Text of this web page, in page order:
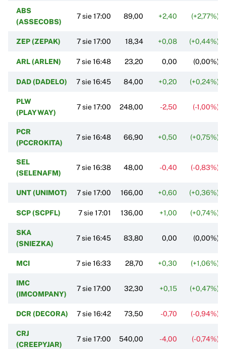
ABS
(ASSECOBS)
7 sie 17:00 89,00 +2,40 (+2,77%)
ZEP (ZEPAK) 7 sie 17:00 18,34 +0,08 (+0,44%)
ARL (ARLEN) 7 sie 16:48 23,20 0,00 (0,00%)
DAD (DADELO) 7 sie 16:45 84,00 +0,20 (+0,24%)
PLW
(PLAYWAY)
7 sie 17:00 248,00 -2,50 (-1,00%)
PCR
(PCCROKITA)
7 sie 16:48 66,90 +0,50 (+0,75%)
SEL
(SELENAFM)
7 sie 16:38 48,00 -0,40 (-0,83%)
UNT (UNIMOT) 7 sie 17:00 166,00 +0,60 (+0,36%)
SCP (SCPFL) 7 sie 17:01 136,00 +1,00 (+0,74%)
SKA
(SNIEZKA)
7 sie 16:45 83,80 0,00 (0,00%)
MCI 7 sie 16:33 28,70 +0,30 (+1,06%)
IMC
(IMCOMPANY)
7 sie 17:00 32,30 +0,15 (+0,47%)
DCR (DECORA) 7 sie 16:42 73,50 -0,70 (-0,94%)
CRJ
(CREEPYJAR)
7 sie 17:00 540,00 -4,00 (-0,74%)